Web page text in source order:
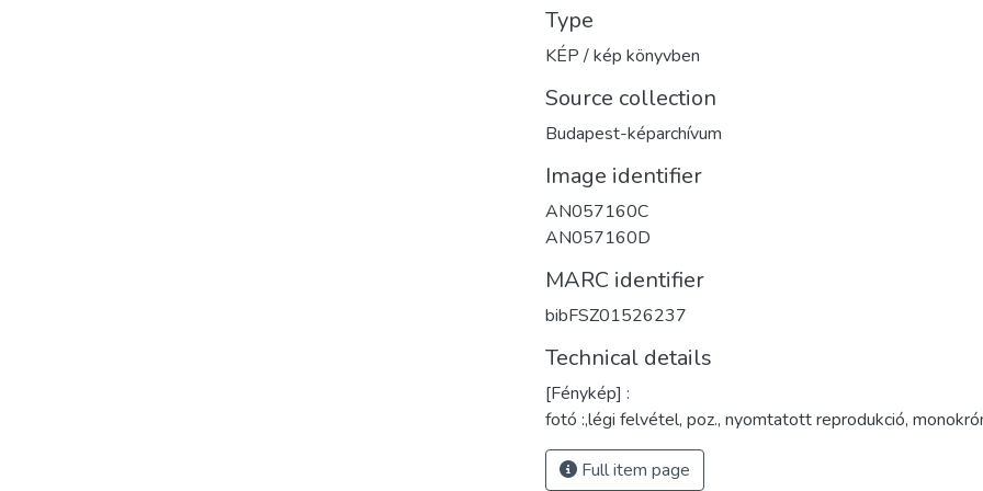
Type
KÉP / kép könyvben
Source collection
Budapest-képarchívum
Image identifier
AN057160C
AN057160D
MARC identifier
bibFSZ01526237
Technical details
[Fénykép] :
fotó :,légi felvétel, poz., nyomtatott reprodukció,
Full item page